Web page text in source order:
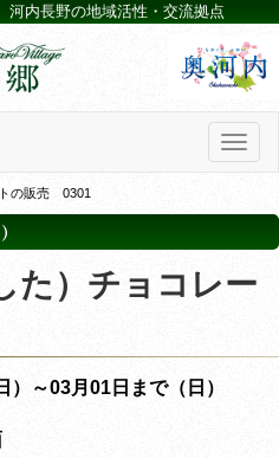
内長野の地域活性・交流拠点
トの販売 0301
た）チョコレー
～03月01日まで（日）